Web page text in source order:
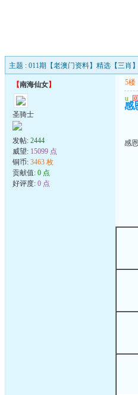
主题 : 011期【老澳门资料】精选【三肖
【南海仙女】
圣骑士
发帖: 2444
威望: 15099 点
铜币: 3463 枚
贡献值: 0 点
好评度: 0 点
5楼
u
感
感